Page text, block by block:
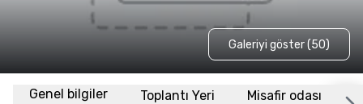
Galeriyi göster (50)
Genel bilgiler Toplantı Yeri Misafir odası